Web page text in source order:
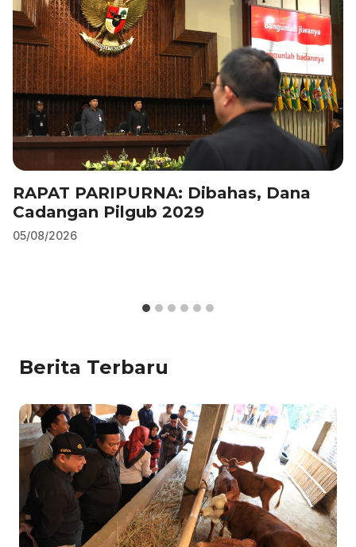
RAPAT PARIPURNA: Dibahas, Dana
Cadangan Pilgub 2029
05/08/2026
Berita Terbaru